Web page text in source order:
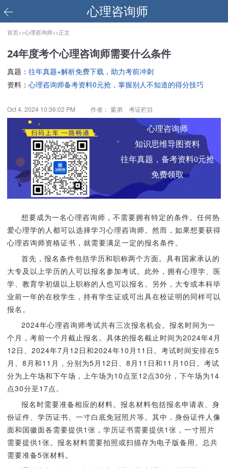
心理咨询师
首页>>心理咨询师>>正文
24年度考个心理咨询师需要什么条件
真题： 往年真题+解析免费下载，助力考前冲刺
资料： 心理咨询师备考资料0元抢，掌握别人不知道的得分技巧
Oct 4, 2024 10:36:02 PM 作者： 窗弟 考证栏目
心理咨询师
知识思维导图资料
往年真题，备考资料0元抢
免费领取
想要成为一名心理咨询师，不需要拥有特定的条件。任何热
爱心理学的人都可以选择学习心理咨询师。然而，如果想要获得
心理咨询师资格证书，就需要满足一定的报名条件。
首先，报名条件包括学历和职称两个方面。具有国家承认的
大专及以上学历的人可以报名参加考试。此外，拥有心理学、医
学、教育学初级以上职称的人也可以报名。另外，大专或本科毕
业前一年的在校学生，持有学生证或可出具在校证明的同样可以
报名。
2024年心理咨询师考试共有三次报名机会。报名时间为一
个月，考前一个月截止报名。具体的报名截止时间为2024年4月
12日、2024年7月12日和2024年10月11日。考试时间安排在5
月、8月和11月，分别为5月12日、8月11日和11月10日。考试
分为上午场和下午场，上午场为10点至12点30分，下午场为14
点30分至17点。
报名时需要准备相应的材料。报名材料包括报名申请表、身
份证件、学历证书、一寸白底免冠照片等。其中，身份证件人像
面和国徽面各需要提供1张，学历证书需要提供1张，一寸照片
需要提供1张。报名材料需要拍照或扫描存为电子版备用。总共
需要准备5张材料。